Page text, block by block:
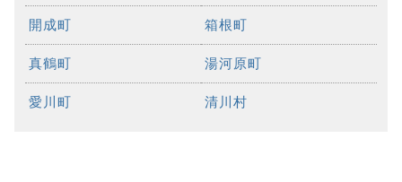
開成町 箱根町
真鶴町 湯河原町
愛川町 清川村